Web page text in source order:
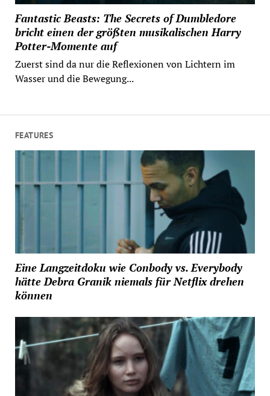
Fantastic Beasts: The Secrets of Dumbledore
bricht einen der größten musikalischen Harry
Potter-Momente auf
Zuerst sind da nur die Reflexionen von Lichtern im
Wasser und die Bewegung...
FEATURES
Eine Langzeitdoku wie Conbody vs. Everybody
hätte Debra Granik niemals für Netflix drehen
können